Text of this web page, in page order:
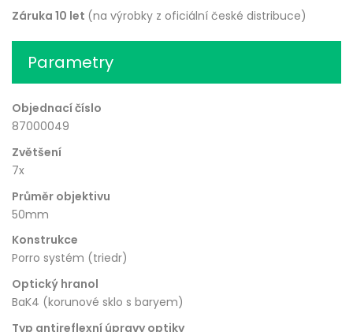
Záruka 10 let (na výrobky z oficiální české distribuce)
Parametry
Objednací číslo
87000049
Zvětšení
7x
Průměr objektivu
50mm
Konstrukce
Porro systém (triedr)
Optický hranol
BaK4 (korunové sklo s baryem)
Typ antireflexní úpravy optiky